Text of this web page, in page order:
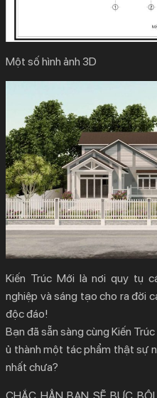
Một số hình ảnh 3D
Kiến Trúc Mới là nơi quy tụ
nghiệp và sáng tạo cho ra đời
độc đáo!
Bạn đã sẵn sàng cùng Kiến
ủ thành một tác phẩm thật sự
nhất chưa?